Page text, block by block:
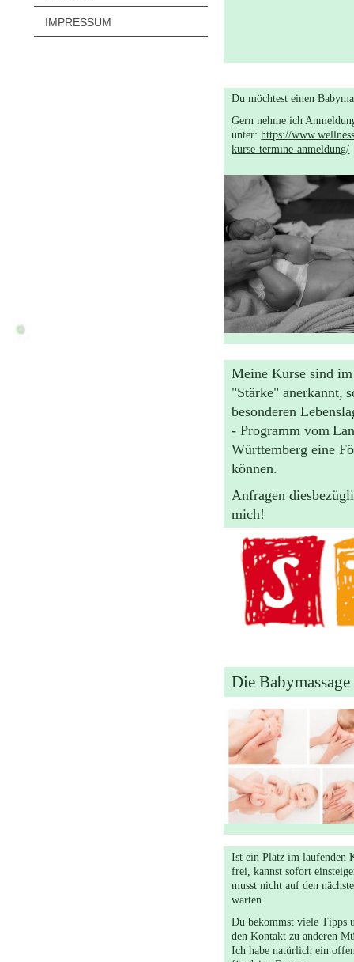
IMPRESSUM
Du möchtest einen
Gern nehme ich
unter:https://
kurse-termine-anmeldung/
Meine Kurse sind
"Stärke" anerkannt,
besonderen
- Programm vom
Württemberg eine
können.
Anfragen
mich!
Die Babymassage
Ist ein Platz im laufenden
frei, kannst sofort
musst nicht auf den
warten.
Du bekommst viele Tipps
den Kontakt zu anderen
Ich habe natürlich ein